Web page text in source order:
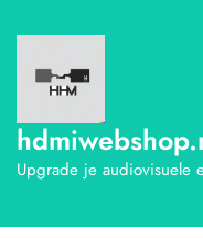
naar
inhoud
Upgrade je audiovisuele